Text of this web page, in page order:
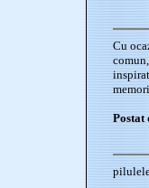
Cu
Postat